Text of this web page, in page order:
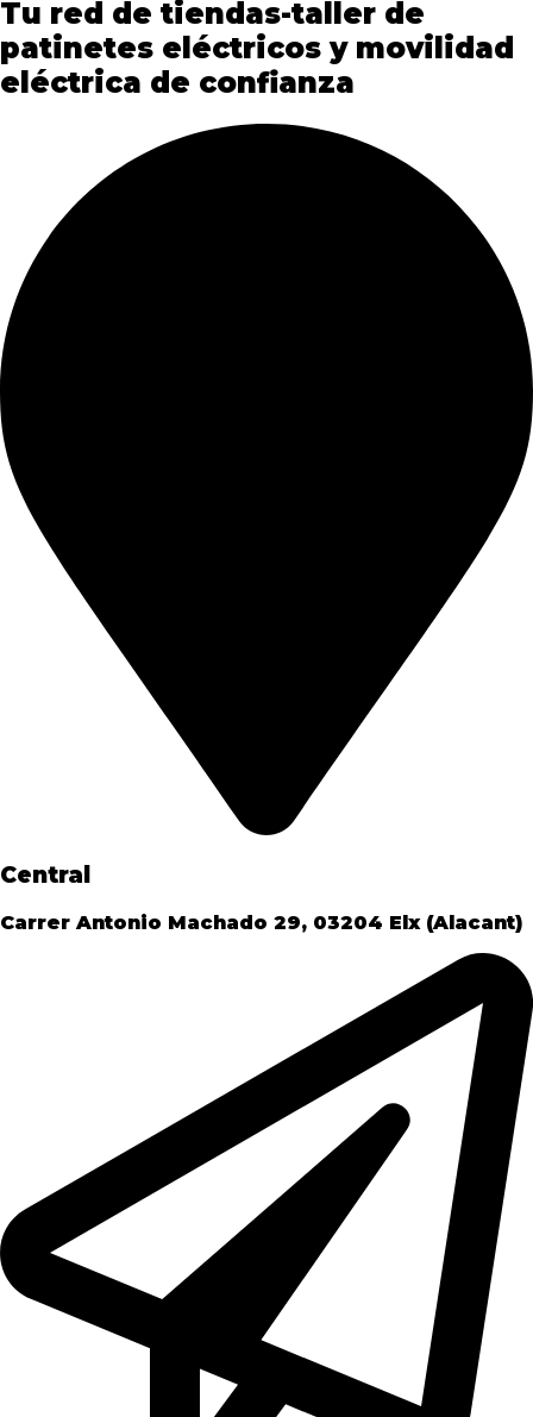
Tu red de tiendas-taller de
patinetes eléctricos y movilidad
eléctrica de confianza​
Central
Carrer Antonio Machado 29, 03204 Elx (Alacant)